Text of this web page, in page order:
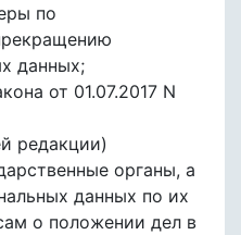
по
данных;
от 01.07.2017 N
редакции)
органы, а
данных по их
о положении дел в